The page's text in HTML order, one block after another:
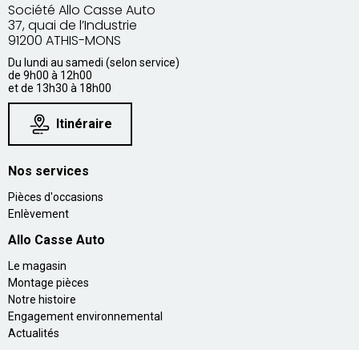
Société Allo Casse Auto
37, quai de l’Industrie
91200 ATHIS-MONS
Du lundi au samedi (selon service)
de 9h00 à 12h00
et de 13h30 à 18h00
Itinéraire
Nos services
Pièces d'occasions
Enlèvement
Allo Casse Auto
Le magasin
Montage pièces
Notre histoire
Engagement environnemental
Actualités